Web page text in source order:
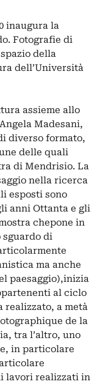
inaugura la
Fotografie di
della
dell’Università
assieme allo
Madesani,
diverso formato,
delle quali
di Mendrisio. La
nella ricerca
esposti sono
anni Ottanta e gli
chepone in
sguardo di
ma anche
paesaggio),inizia
al ciclo
realizzato, a metà
de la
tra l’altro, uno
in particolare
lavori realizzati in